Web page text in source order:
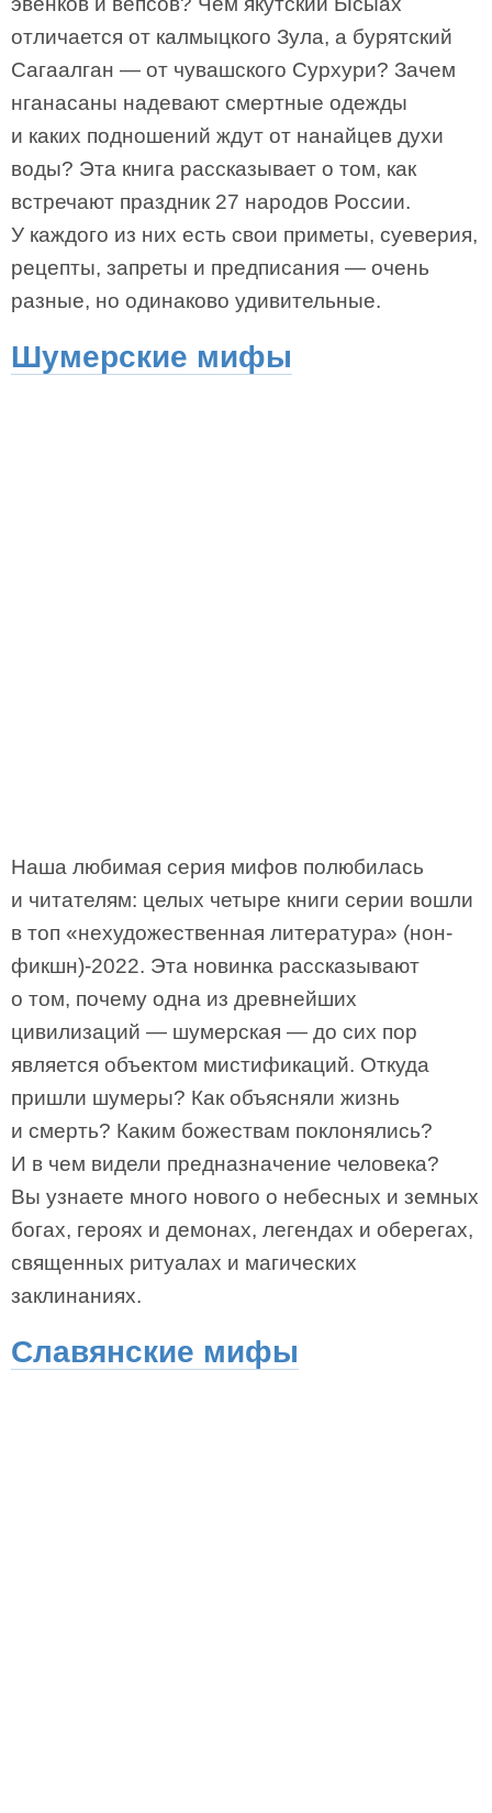
отличается от калмыцкого Зула, а бурятский
Сагаалган — от чувашского Сурхури? Зачем
нганасаны надевают смертные одежды
и каких подношений ждут от нанайцев духи
воды? Эта книга рассказывает о том, как
встречают праздник 27 народов России.
У каждого из них есть свои приметы, суеверия,
рецепты, запреты и предписания — очень
разные, но одинаково удивительные.
Шумерские мифы
Наша любимая серия мифов полюбилась
и читателям: целых четыре книги серии вошли
в топ «нехудожественная литература» (нон-
фикшн)-2022. Эта новинка рассказывают
о том, почему одна из древнейших
цивилизаций — шумерская — до сих пор
является объектом мистификаций. Откуда
пришли шумеры? Как объясняли жизнь
и смерть? Каким божествам поклонялись?
И в чем видели предназначение человека?
Вы узнаете много нового о небесных и земных
богах, героях и демонах, легендах и оберегах,
священных ритуалах и магических
заклинаниях.
Славянские мифы